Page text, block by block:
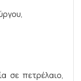
σε πετρέλαιο,